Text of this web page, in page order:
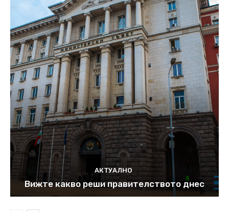
АКТУАЛНО
Вижте какво реши правителството днес